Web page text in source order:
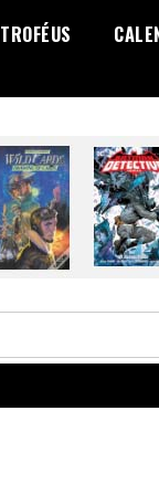
TROFÉUS